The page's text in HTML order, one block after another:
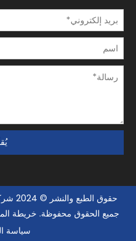
حقوق
جميع الحقوق محفوظة. خريطة
سياسة